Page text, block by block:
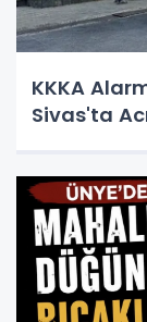
KKKA
Sivas'ta